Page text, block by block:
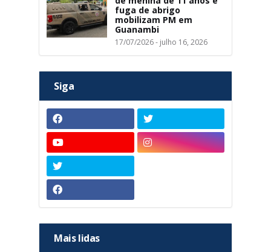
fuga de abrigo
mobilizam PM em
Guanambi
17/07/2026 - julho 16, 2026
Siga
Mais lidas